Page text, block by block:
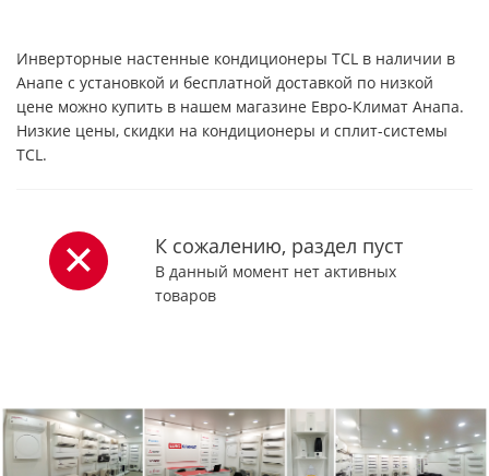
Инверторные настенные кондиционеры TCL в наличии в
Анапе с установкой и бесплатной доставкой по низкой
цене можно купить в нашем магазине Евро-Климат Анапа.
Низкие цены, скидки на кондиционеры и сплит-системы
TCL.
К сожалению, раздел пуст
В данный момент нет активных
товаров